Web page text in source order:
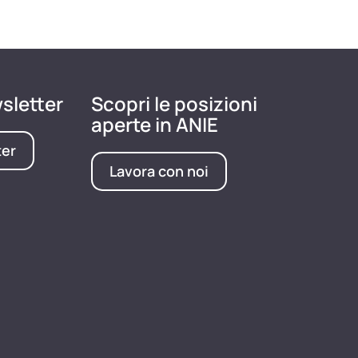
Scopri le posizioni
aperte in ANIE
Lavora con noi